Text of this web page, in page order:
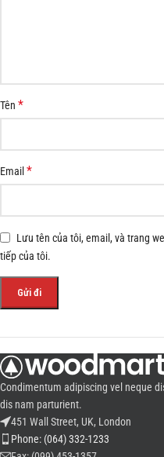
Tên *
Email*
Lưu tên của tôi, email, và trang
tiếp của tôi.
Condimentum adipiscing vel neque
dis nam parturient.
451 Wall Street, UK, London
Phone: (064) 332-1233